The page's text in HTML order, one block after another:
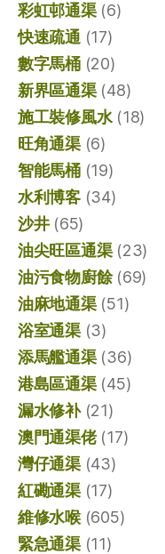
彩虹邨通渠(6)
快速疏通 (17)
數字馬桶(20)
新界區通渠(48)
施工裝修風水(18)
旺角通渠(6)
智能馬桶(19)
水利博客(34)
沙井(65)
油尖旺區通渠(23)
油污食物廚餘(69)
油麻地通渠(51)
浴室通渠(3)
添馬艦通渠(36)
港島區通渠(45)
漏水修补(21)
澳門通渠佬(17)
灣仔通渠(43)
紅磡通渠(17)
維修水喉(605)
緊急通渠(11)